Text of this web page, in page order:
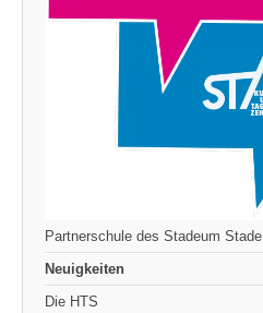
Partnerschule des Stadeum Stade
Neuigkeiten
Die HTS